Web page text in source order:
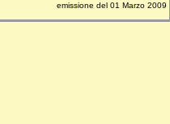
emissione del 01 Marzo 2009